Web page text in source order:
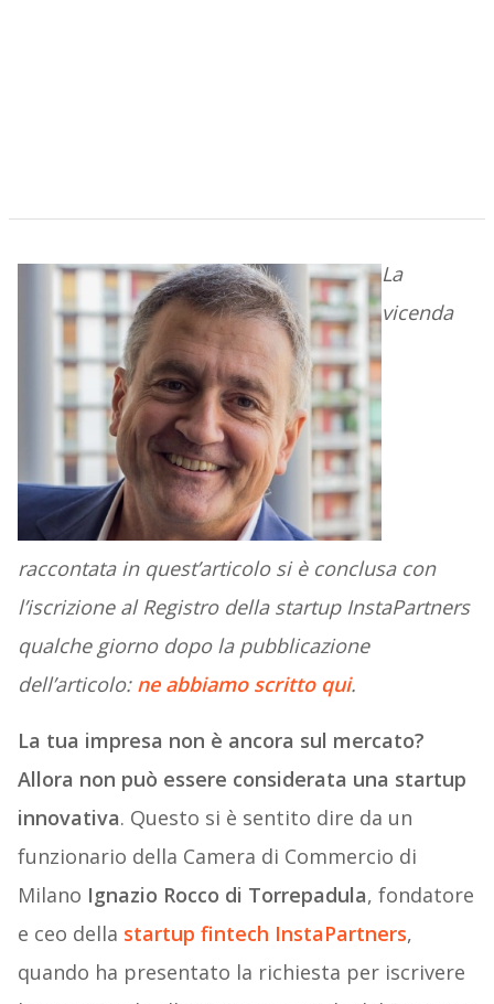
La
vicenda
raccontata in quest’articolo si è conclusa con
l’iscrizione al Registro della startup InstaPartners
qualche giorno dopo la pubblicazione
dell’articolo: ne abbiamo scritto qui.
La tua impresa non è ancora sul mercato?
Allora non può essere considerata una startup
innovativa. Questo si è sentito dire da un
funzionario della Camera di Commercio di
Milano Ignazio Rocco di Torrepadula, fondatore
e ceo della startup fintech InstaPartners,
quando ha presentato la richiesta per iscrivere